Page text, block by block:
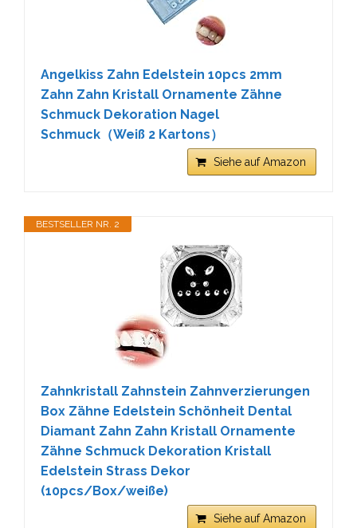
Angelkiss Zahn Edelstein 10pcs 2mm
Zahn Zahn Kristall Ornamente Zähne
Schmuck Dekoration Nagel
Schmuck（Weiß 2 Kartons）
Siehe auf Amazon
BESTSELLER NR. 2
Zahnkristall Zahnstein Zahnverzierungen
Box Zähne Edelstein Schönheit Dental
Diamant Zahn Zahn Kristall Ornamente
Zähne Schmuck Dekoration Kristall
Edelstein Strass Dekor
(10pcs/Box/weiße)
Siehe auf Amazon